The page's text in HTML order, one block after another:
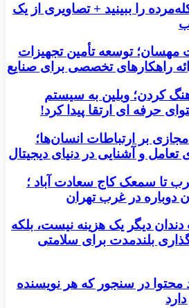
را ببینید + تصاویری از یک
مهسان؛ توسعه تأمین تجهیزات
راهکارهای تخصصی برای صنایع
کردن؛ وبلین به سیستم
حرفه ای ارتقا پیدا کرد!
بر ارتباطات انسان‌ها؛
و آشنایی در دنیای دیجیتال
تا سمعک کاج سعادت آباد ؛
دوباره در غرب تهران
دندان دیگر یک هزینه نیست، بلکه
بلندمدت برای سلامتی
محتوا در سنجور که هر نویسنده